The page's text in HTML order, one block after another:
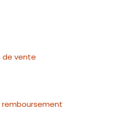
de vente